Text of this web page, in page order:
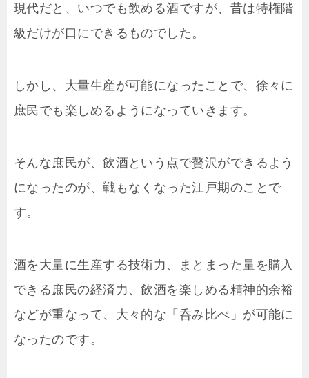
現代だと、いつでも飲める酒ですが、昔は特権階
級だけが口にできるものでした。
しかし、大量生産が可能になったことで、徐々に
庶民でも楽しめるようになっていきます。
そんな庶民が、飲酒という点で贅沢ができるよう
になったのが、戦もなくなった江戸期のことで
す。
酒を大量に生産する技術力、まとまった量を購入
できる庶民の経済力、飲酒を楽しめる精神的余裕
などが重なって、大々的な「呑み比べ」が可能に
なったのです。